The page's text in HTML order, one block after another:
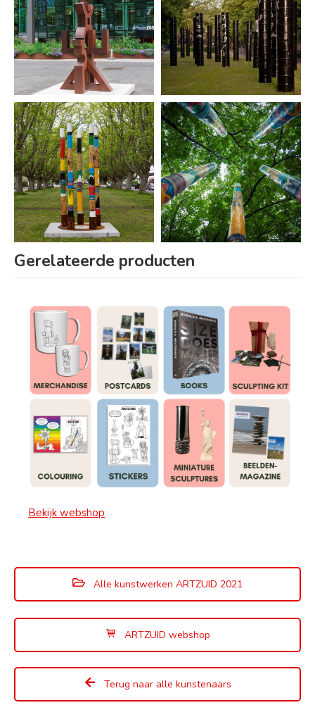
Gerelateerde producten
Bekijk webshop
Alle kunstwerken ARTZUID 2021
ARTZUID webshop
Terug naar alle kunstenaars